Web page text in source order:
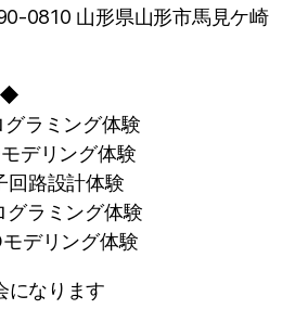
0810 山形県山形市馬見ケ崎
◆
ラミング体験
デリング体験
路設計体験
ラミング体験
デリング体験
になります